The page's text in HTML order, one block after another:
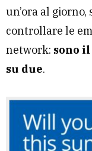
un’ora al
controllare le
network: sono
su due.